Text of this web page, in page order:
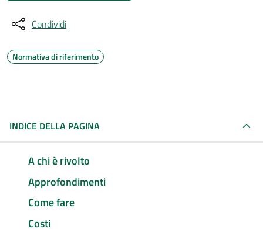
Condividi
Normativa di riferimento
INDICE DELLA PAGINA
A chi è rivolto
Approfondimenti
Come fare
Costi